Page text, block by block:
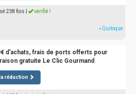
238 fois vérifié !
» Quitoque
d'achats, frais de ports offerts pour
gratuite Le Clic Gourmand
réduction